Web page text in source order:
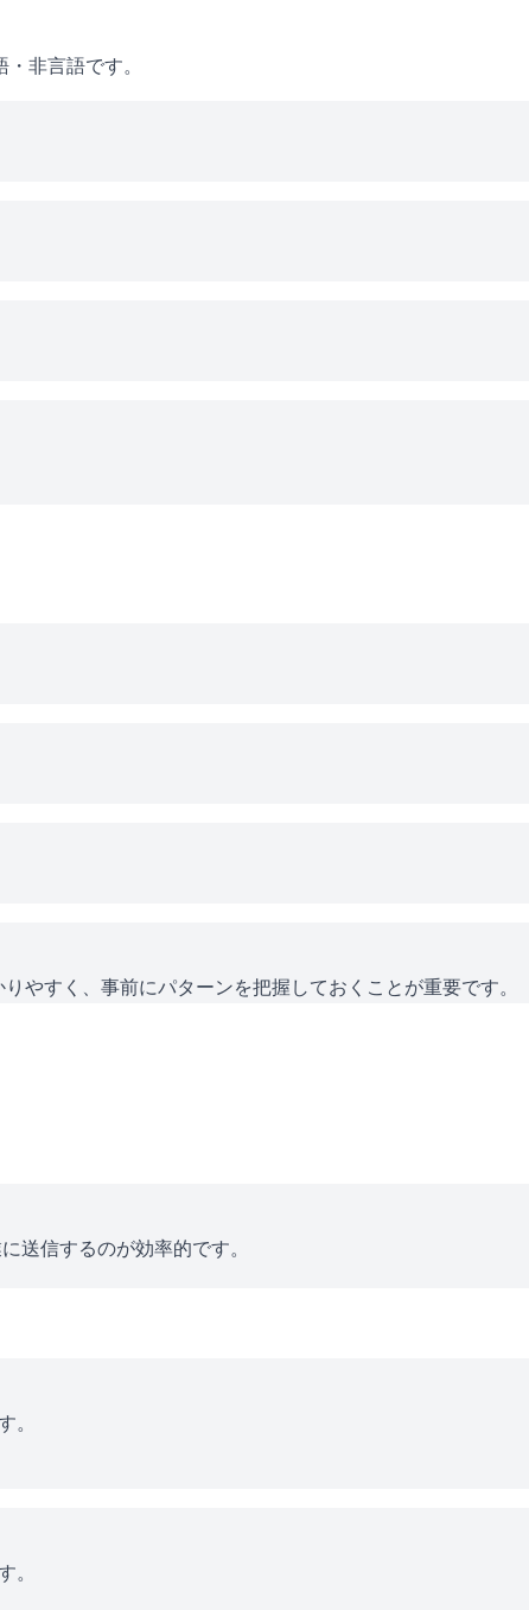
非言語です。
やすく、事前にパターンを把握しておくことが重要です。
送信するのが効率的です。
。
。